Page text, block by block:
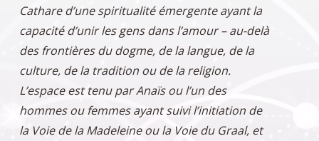
Cathare d’une spiritualité émergente ayant la
capacité d’unir les gens dans l’amour – au-delà
des frontières du dogme, de la langue, de la
culture, de la tradition ou de la religion.
L’espace est tenu par Anaïs ou l’un des
hommes ou femmes ayant suivi l’initiation de
la Voie de la Madeleine ou la Voie du Graal, et